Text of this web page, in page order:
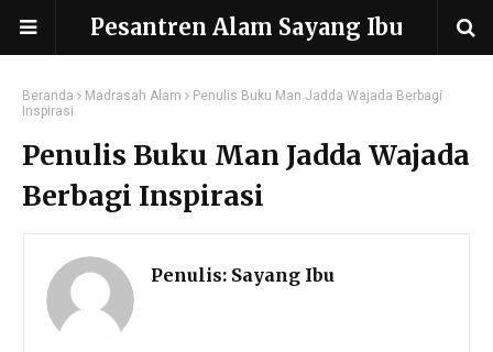
Pesantren Alam Sayang Ibu
Beranda Madrasah Alam
Penulis Buku Man Jadda Wajada Berbagi
Inspirasi
Penulis Buku Man Jadda Wajada
Berbagi Inspirasi
Penulis: Sayang Ibu